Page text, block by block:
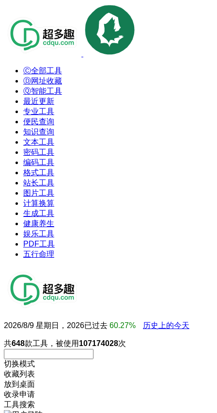
Ⓒ全部工具
Ⓓ网址收藏
Ⓠ智能工具
最近更新
专业工具
便民查询
知识查询
文本工具
密码工具
编码工具
格式工具
站长工具
图片工具
计算换算
生成工具
健康养生
娱乐工具
PDF工具
五行命理
2026/8/9 星期日，2026已过去 60.27% 历史上的今天
共648款工具，被使用 107174028次
切换模式
收藏列表
放到桌面
收录申请
工具搜索